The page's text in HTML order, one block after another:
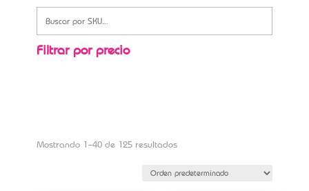
Filtrar por precio
Mostrando 1–40 de 125 resultados